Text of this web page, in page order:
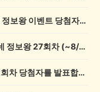
💰[당첨자 발표] 26회차 우리 동네 정보왕 이벤트 당첨자를 발표합니다!
💸 전원 2,000캐시 지급! 우리 동네 정보왕 27회차 (~8/10)
💰[당첨자 발표] 우리 동네 썰전 12회차 당첨자를 발표합니다!